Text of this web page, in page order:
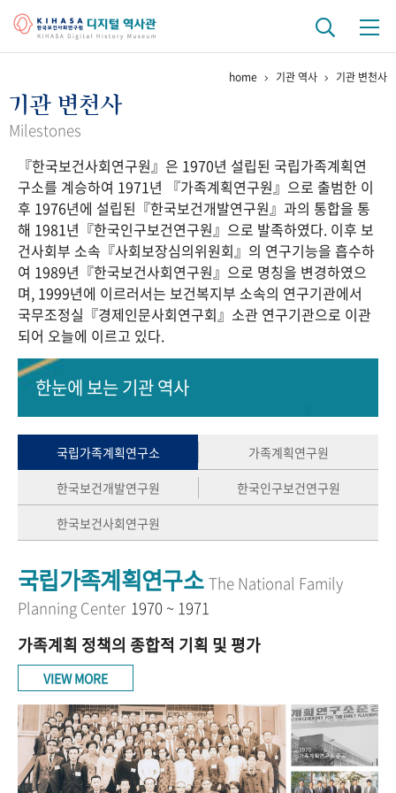
걸어온 길 기관 변천사
연구 역사
정책과 연구 키워드로 보는 연구 역사
연구자들
간행물 변천사
기록물 아카이브
사진 아카이브 문서 기록물 행정박물 영상 기록물
50+1 주년 기념
세계와 함께 한 KIHASA
VR 역사관
home 기관 역사 기관 변천사
기관 변천사
Milestones
『한국보건사회연구원』은 1970년 설립된 국립가족계획연
구소를 계승하여 1971년 『가족계획연구원』으로 출범한 이
후 1976년에 설립된『한국보건개발연구원』과의 통합을 통
해 1981년『한국인구보건연구원』으로 발족하였다. 이후 보
건사회부 소속『사회보장심의위원회』의 연구기능을 흡수하
여 1989년『한국보건사회연구원』으로 명칭을 변경하였으
며, 1999년에 이르러서는 보건복지부 소속의 연구기관에서
국무조정실『경제인문사회연구회』소관 연구기관으로 이관
되어 오늘에 이르고 있다.
한눈에 보는기관 역사
국립가족계획연구소
가족계획연구원
한국보건개발연구원
한국인구보건연구원
한국보건사회연구원
국립가족계획연구소 The National Family
Planning Center 1970 ~ 1971
가족계획 정책의 종합적 기획 및 평가
VIEW MORE